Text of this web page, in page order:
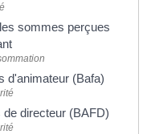
sommes perçues
d'animateur (Bafa)
directeur (BAFD)